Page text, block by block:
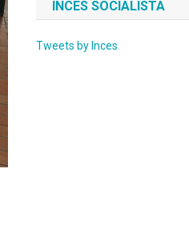
INCES SOCIALISTA
Tweets by Inces